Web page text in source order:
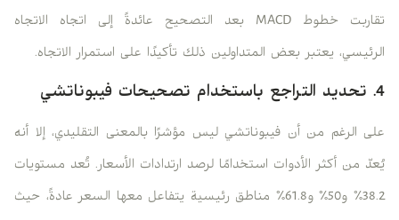
تقاربت خطوط MACD بعد التصحيح عائدةً إلى اتجاه الاتجاه
الرئيسي، يعتبر بعض المتداولين ذلك تأكيدًا على استمرار الاتجاه.
4. تحديد التراجع باستخدام تصحيحات فيبوناتشي
على الرغم من أن فيبوناتشي ليس مؤشرًا بالمعنى التقليدي، إلا أنه
يُعدّ من أكثر الأدوات استخدامًا لرصد ارتدادات الأسعار. تُعد مستويات
38.2% و50% و61.8% مناطق رئيسية يتفاعل معها السعر عادةً، حيث